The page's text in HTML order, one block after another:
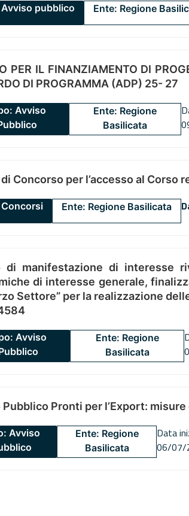
pubblico Ente: Regione
PER IL FINANZIAMENTO DI
DI PROGRAMMA (ADP) 25- 27
Avviso
Ente: Regione
Basilicata
di Concorso per l’accesso al
Ente: Regione Basilicata
di manifestazione di interesse
di interesse generale,
Settore” per la realizzazione
Avviso
Ente: Regione
Basilicata
Pubblico Pronti per l’Export:
Avviso
Ente: Regione
Basilicata
Data
06/07/